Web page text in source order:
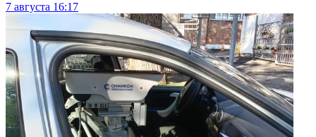
7 августа 16:17